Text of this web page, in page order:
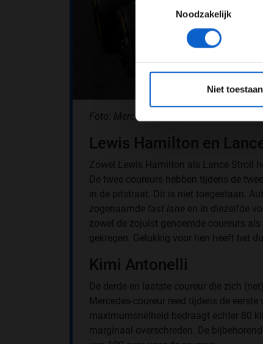
Noodzakelijk
Niet toestaan
Foto: Mercedes AMG F1
Lewis Hamilton en
Zowel Lewis Hamilton als Lance Stroll
De twee coureurs hebben tijdens de
in de pitstraat. Dit is niet toegestaan.
zogenaamde fast lane en in diezelfde
zowel de zojuist genoemde coureurs
gekregen. Gelukkig voor hen heeft het
Kimi Antonelli
De derde en laatste coureur die zich
Mercedes-coureur reed tijdens de
maximumsnelheid bedraagt echter 80
marginaal overschreden. De